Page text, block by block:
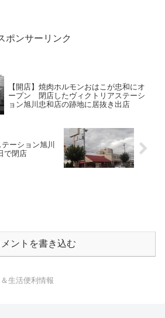
ポンサーリンク
【開店】焼肉ホルモンおはこが忠和にオ
ープン 閉店したヴィクトリアステーシ
ョン旭川忠和店の跡地に居抜き出店
ーション旭川
で閉店
メントを書き込む
生活便利情報